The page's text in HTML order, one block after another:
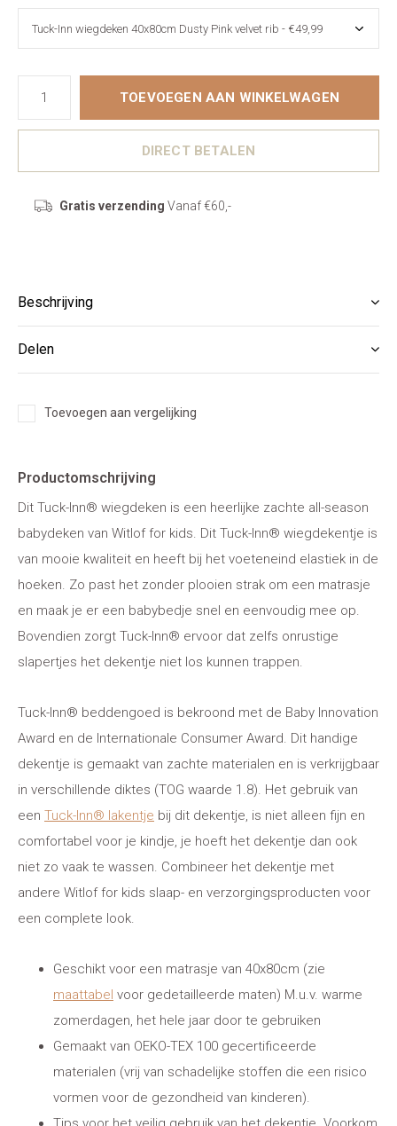
TOEVOEGEN AAN WINKELWAGEN
DIRECT BETALEN
Gratis verzending Vanaf €60,-
Beschrijving
Delen
Toevoegen aan vergelijking
Productomschrijving
Dit Tuck-Inn® wiegdeken is een heerlijke zachte all-season
babydeken van Witlof for kids. Dit Tuck-Inn® wiegdekentje is
van mooie kwaliteit en heeft bij het voeteneind elastiek in de
hoeken. Zo past het zonder plooien strak om een matrasje
en maak je er een babybedje snel en eenvoudig mee op.
Bovendien zorgt Tuck-Inn® ervoor dat zelfs onrustige
slapertjes het dekentje niet los kunnen trappen.
Tuck-Inn® beddengoed is bekroond met de Baby Innovation
Award en de Internationale Consumer Award. Dit handige
dekentje is gemaakt van zachte materialen en is verkrijgbaar
in verschillende diktes (TOG waarde 1.8). Het gebruik van
een Tuck-Inn® lakentje bij dit dekentje, is niet alleen fijn en
comfortabel voor je kindje, je hoeft het dekentje dan ook
niet zo vaak te wassen. Combineer het dekentje met
andere Witlof for kids slaap- en verzorgingsproducten voor
een complete look.
Geschikt voor een matrasje van 40x80cm (zie
maattabel voor gedetailleerde maten) M.u.v. warme
zomerdagen, het hele jaar door te gebruiken
Gemaakt van OEKO-TEX 100 gecertificeerde
materialen (vrij van schadelijke stoffen die een risico
vormen voor de gezondheid van kinderen).